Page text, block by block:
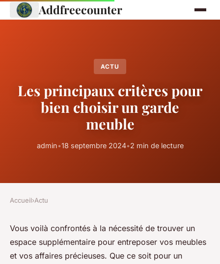
Addfreecounter
ACTU
Les principaux critères pour
bien choisir un garde
meuble
admin•18 septembre 2024•2 min de lecture
Accueil›Actu
Vous voilà confrontés à la nécessité de trouver un
espace supplémentaire pour entreposer vos meubles
et vos affaires précieuses. Que ce soit pour un